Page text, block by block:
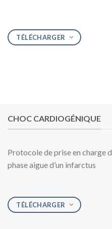
TÉLÉCHARGER
CHOC CARDIOGÉNIQUE
Protocole de prise en charge
phase aigue d’un infarctus
TÉLÉCHARGER